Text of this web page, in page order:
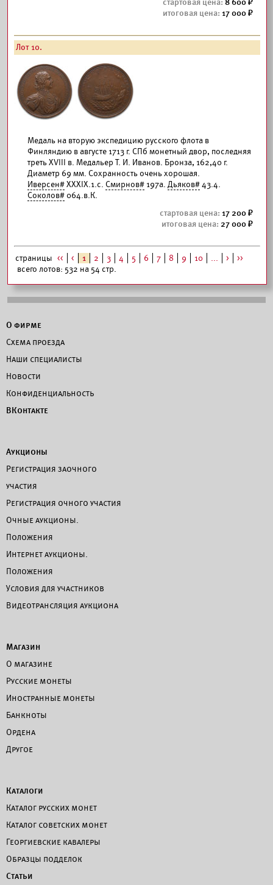
8 600
17 000
Лот 10.
Медаль на вторую экспедицию русского флота в
Финляндию в августе 1713 г. СПб монетный двор, последняя
треть XVIII в. Медальер Т. И. Иванов. Бронза, 162,40 г.
Диаметр 69 мм. Сохранность очень хорошая.
Иверсен#XXXIX.1.c. Смирнов# 197а. Дьяков#43.4.
Соколов# 064.в.К.
17 200
27 000
страницы << < 1 2 3 4 5 6 7 8 9 10 ... >
>>
всего лотов: 532 на 54 стр.
О фирме
Схема проезда
Наши специалисты
Новости
Конфиденциальность
ВКонтакте
Аукционы
Регистрация заочного
участия
Регистрация очного участия
Очные аукционы.
Положения
Интернет аукционы.
Положения
Условия для участников
Видеотрансляция аукциона
Магазин
О магазине
Русские монеты
Иностранные монеты
Банкноты
Ордена
Другое
Каталоги
Каталог русских монет
Каталог советских монет
Георгиевские кавалеры
Образцы подделок
Статьи